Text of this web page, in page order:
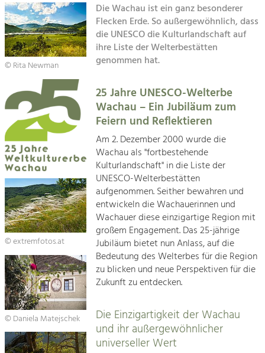
Projects
Kirchen am Fluss
Impressum
Kontakt
Agriculture & Forestry
Managing and Caring for the Cultural
Landscape.
Tourism
Offer Development and Positioning
Art & Culture
Crafts, Science and Research.
Social Affairs, Education
& Identity
Equality, Youth and Integration.
Mobility & Energy
Climate Change, Public Transport and
Renewable Energy.
Economy
Increase in Regional Value Added.
© Rita Newman
© extremfotos.at
© Daniela Matejschek
Die Wachau ist ein ganz besonderer
Flecken Erde. So außergewöhnlich, dass
die UNESCO die Kulturlandschaft auf
ihre Liste der Welterbestätten
genommen hat.
25 Jahre UNESCO-Welterbe
Wachau – Ein Jubiläum zum
Feiern und Reflektieren
Am 2. Dezember 2000 wurde die
Wachau als "fortbestehende
Kulturlandschaft" in die Liste der
UNESCO-Welterbestätten
aufgenommen. Seither bewahren und
entwickeln die Wachauerinnen und
Wachauer diese einzigartige Region mit
großem Engagement. Das 25-jährige
Jubiläum bietet nun Anlass, auf die
Bedeutung des Welterbes für die Region
zu blicken und neue Perspektiven für die
Zukunft zu entdecken.
Die Einzigartigkeit der Wachau
und ihr außergewöhnlicher
universeller Wert